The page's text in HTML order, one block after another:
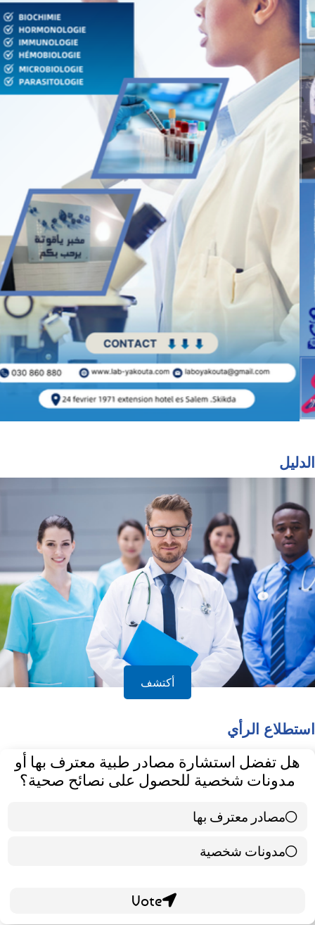
الدليل
أكتشف
استطلاع الرأي
هل تفضل استشارة مصادر طبية معترف بها أو
مدونات شخصية للحصول على نصائح صحية؟
مصادر معترف بها
39 ( 65 % )
مدونات شخصية
21 ( 35 % )